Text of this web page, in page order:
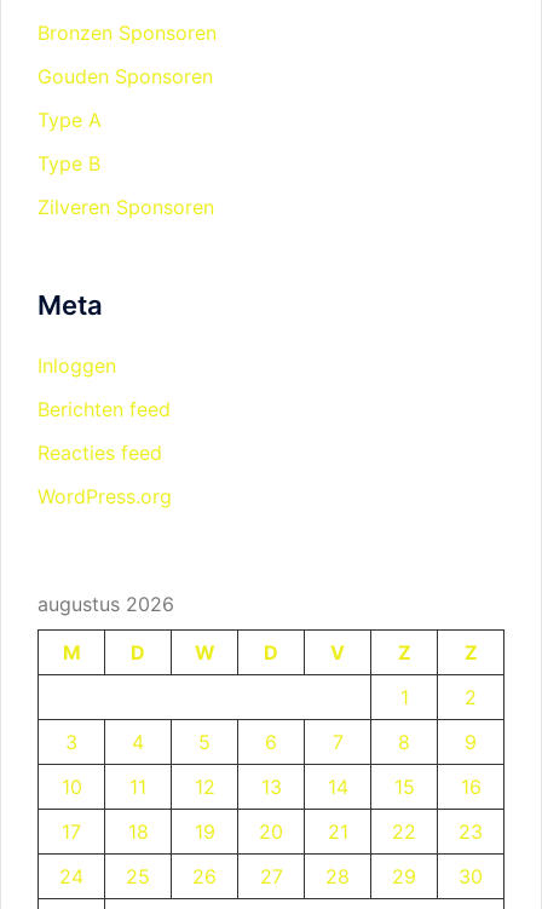
Bronzen Sponsoren
Gouden Sponsoren
Type A
Type B
Zilveren Sponsoren
Meta
Inloggen
Berichten feed
Reacties feed
WordPress.org
augustus 2026
M
D W D V Z
Z
1
2
3
4 5 6 7 8
9
10
11 12 13 14 15
16
17
18 19 20 21 22
23
24
25 26 27 28 29 30